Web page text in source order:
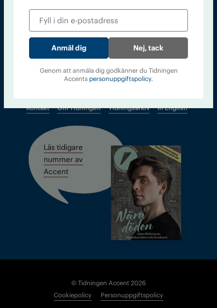
Tidningen Accent, A4, Bondegatan 21, 116 33 Stockholm
accent@iogt.se
Chefredaktör och ansvarig utgivare: Barbro Janson Lundkvist,
barbro@a4.se.
Kontakt Om Tidningen Tidningsarkiv In English
Läs tidigare
nummer av
Accent
© Tidningen Accent 2026
Cookiepolicy
Personuppgiftspolicy
Nej, tack
Genom att anmäla dig godkänner du Tidningen
Accents personuppgiftspolicy.